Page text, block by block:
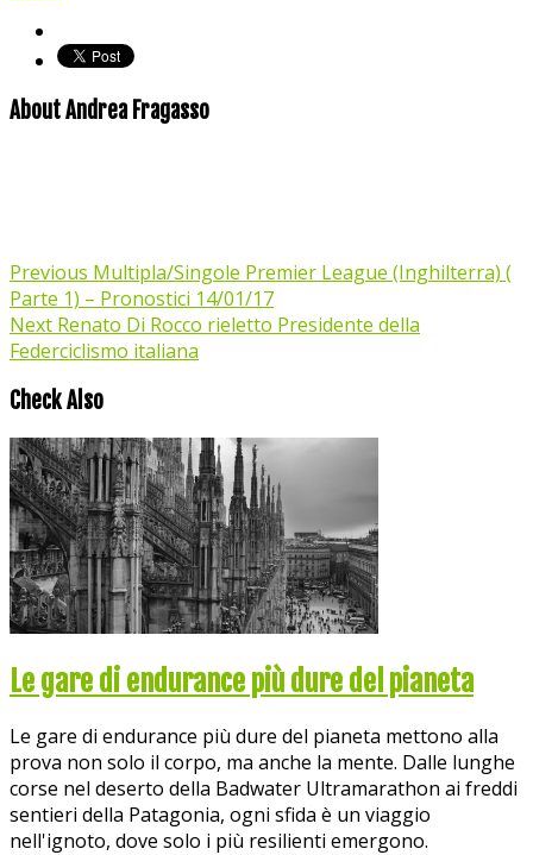
About Andrea Fragasso
Previous Multipla/Singole Premier League (Inghilterra) (
Parte 1) – Pronostici 14/01/17
Next Renato Di Rocco rieletto Presidente della
Federciclismo italiana
Check Also
Le gare di endurance più dure del pianeta
Le gare di endurance più dure del pianeta mettono alla
prova non solo il corpo, ma anche la mente. Dalle lunghe
corse nel deserto della Badwater Ultramarathon ai freddi
sentieri della Patagonia, ogni sfida è un viaggio
nell'ignoto, dove solo i più resilienti emergono.